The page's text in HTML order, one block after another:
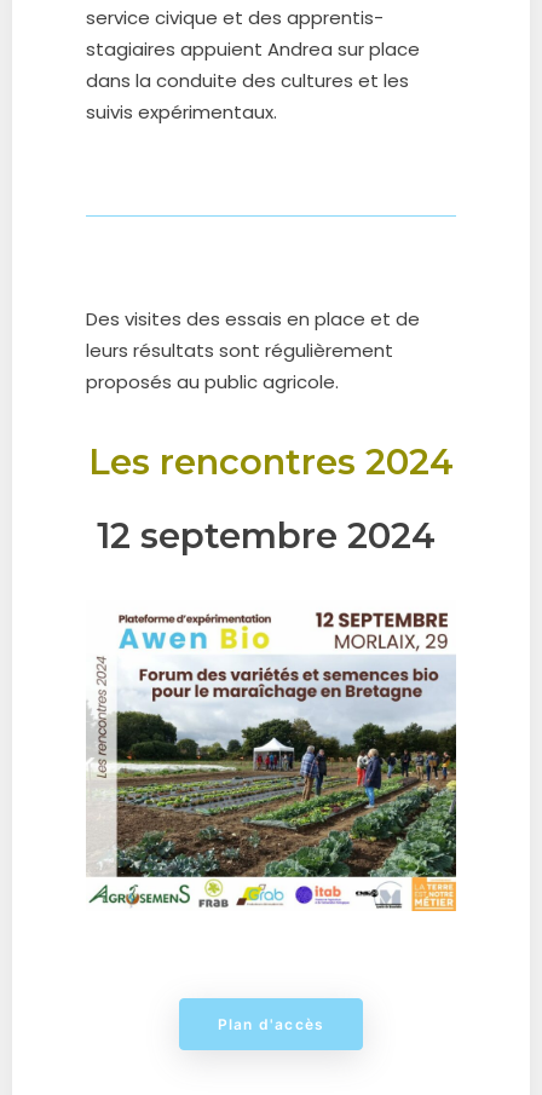
service civique et des apprentis-
stagiaires appuient Andrea sur place
dans la conduite des cultures et les
suivis expérimentaux.
Des visites des essais en place et de
leurs résultats sont régulièrement
proposés au public agricole.
Les rencontres 2024
12 septembre 2024
Plan d'accès